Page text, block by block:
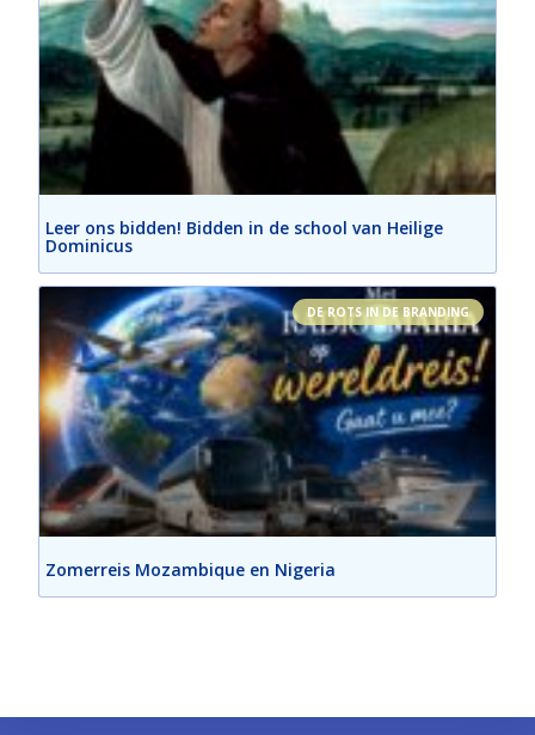
Leer ons bidden! Bidden in de school van Heilige
Dominicus
DE ROTS IN DE BRANDING
Zomerreis Mozambique en Nigeria